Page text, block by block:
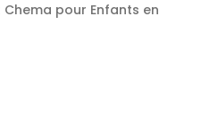
pour Enfants en